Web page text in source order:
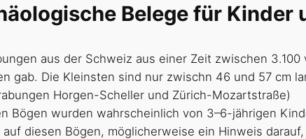
Belege für Kinder
aus der Schweiz aus einer Zeit zwischen
gab. Die Kleinsten sind nur zwischn 46 und 57 cm
Horgen-Scheller und Zürich-Mozartstraße)
Bögen wurden wahrscheinlich von 3–6-jährigen
diesen Bögen, möglicherweise ein Hinweis